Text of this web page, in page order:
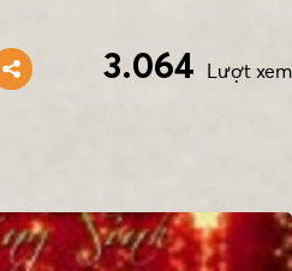
Lượt xem
3.064